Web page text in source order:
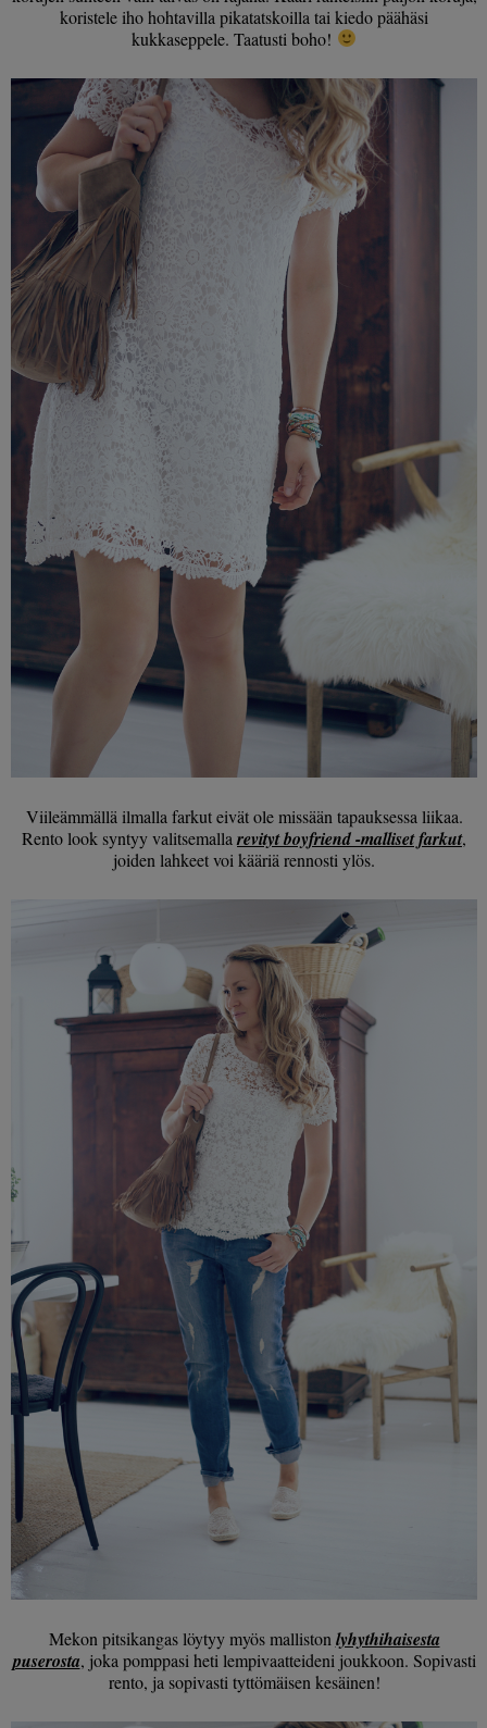
koristele iho hohtavilla pikatatskoilla tai kiedo päähäsi
kukkaseppele. Taatusti boho!
Viileämmällä ilmalla farkut eivät ole missään tapauksessa liikaa.
Rento look syntyy valitsemallarevityt boyfriend -malliset farkut,
joiden lahkeet voi kääriä rennosti ylös.
Mekon pitsikangas löytyy myös malliston lyhythihaisesta
puserosta, joka pomppasi heti lempivaatteideni joukkoon. Sopivasti
rento, ja sopivasti tyttömäisen kesäinen!